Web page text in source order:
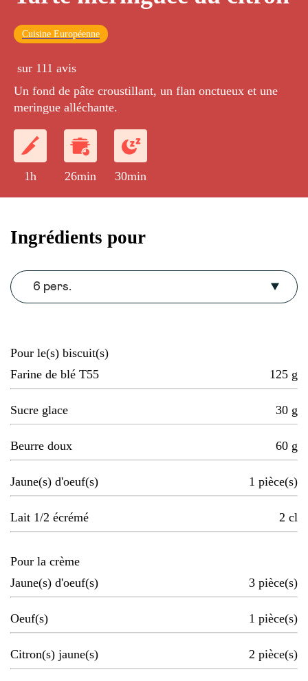
Cuisine Européenne
sur 111 avis
Un fond de pâte croustillant, un flan onctueux et une
meringue alléchante.
1h 26min 30min
Ingrédients pour
6 pers.
Pour le(s) biscuit(s)
Farine de blé T55
125 g
Sucre glace 30 g
Beurre doux 60 g
Jaune(s) d'oeuf(s) 1 pièce(s)
Lait 1/2 écrémé 2 cl
Pour la crème
Jaune(s) d'oeuf(s)
3 pièce(s)
Oeuf(s) 1 pièce(s)
Citron(s) jaune(s) 2 pièce(s)